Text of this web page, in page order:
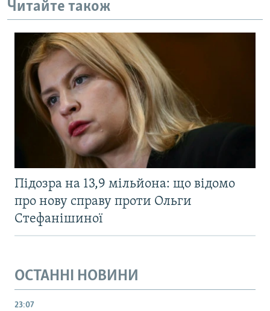
Читайте також
Підозра на 13,9 мільйона: що відомо
про нову справу проти Ольги
Стефанішиної
ОСТАННІ НОВИНИ
23:07